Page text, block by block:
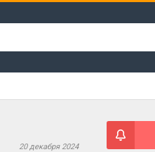
20 декабря 2024